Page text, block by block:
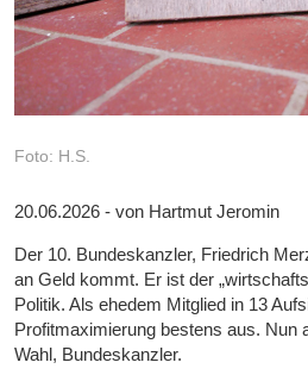
Foto: H.S.
20.06.2026 - von Hartmut Jeromin
Der 10. Bundeskanzler, Friedrich
an Geld kommt. Er ist der
Politik. Als ehedem Mitglied in 13
Profitmaximierung bestens aus. Nun
Wahl, Bundeskanzler.